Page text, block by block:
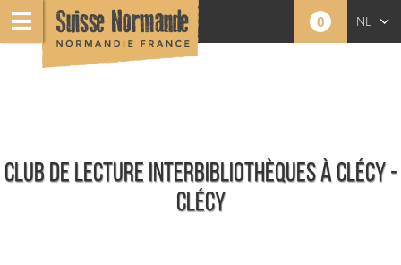
0 NL
CLUB DE LECTURE INTERBIBLIOTHÈQUES À CLÉCY -
CLÉCY